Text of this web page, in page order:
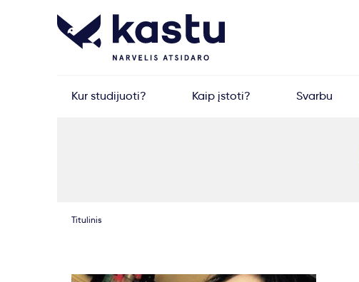
Kur studijuoti? Kaip įstoti? Svarbu
Titulinis